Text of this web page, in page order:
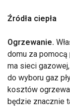
Źródła ciepła
Ogrzewanie.
domu za pomocą
ma sieci
do wyboru gaz
kosztów
będzie znacznie